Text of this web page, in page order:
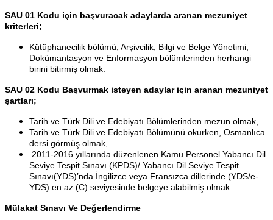
SAU 01 Kodu için başvuracak adaylarda aranan mezuniyet
kriterleri;
Kütüphanecilik bölümü, Arşivcilik, Bilgi ve Belge Yönetimi,
Dokümantasyon ve Enformasyon bölümlerinden herhangi
birini bitirmiş olmak.
SAU 02 Kodu Başvurmak isteyen adaylar için aranan mezuniyet
şartları;
Tarih ve Türk Dili ve Edebiyatı Bölümlerinden mezun olmak,
Tarih ve Türk Dili ve Edebiyatı Bölümünü okurken, Osmanlıca
dersi görmüş olmak,
2011-2016 yıllarında düzenlenen Kamu Personel Yabancı Dil
Seviye Tespit Sınavı (KPDS)/ Yabancı Dil Seviye Tespit
Sınavı(YDS)’nda İngilizce veya Fransızca dillerinde (YDS/e-
YDS) en az (C) seviyesinde belgeye alabilmiş olmak.
Mülakat Sınavı Ve Değerlendirme